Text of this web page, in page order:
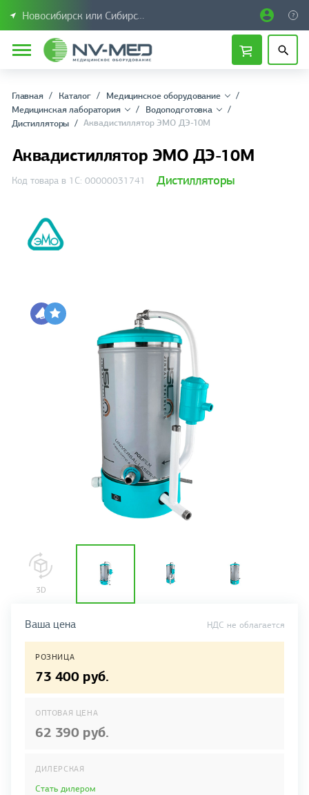
Новосибирск или Сибирский федеральный округ
Главная Каталог
Медицинское оборудование
Медицинская лаборатория
Водоподготовка
Дистилляторы
Аквадистиллятор ЭМО ДЭ-10М
Аквадистиллятор ЭМО ДЭ-10М
Код товара в 1С: 00000031741 Дистилляторы
Ваша цена НДС не облагается
РОЗНИЦА
73 400 руб.
ОПТОВАЯ ЦЕНА
62 390 руб.
ДИЛЕРСКАЯ
Стать дилером